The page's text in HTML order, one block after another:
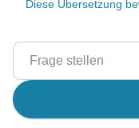
Diese Übersetzung